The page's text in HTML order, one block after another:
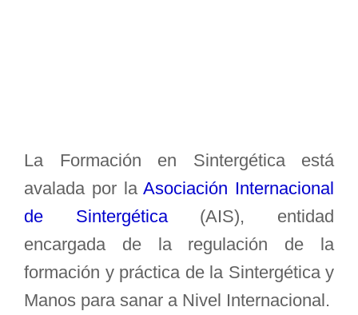
La Formación en Sintergética está
avalada por laAsociación Internacional
de Sintergética(AIS), entidad
encargada de la regulación de la
formación y práctica de la Sintergética y
Manos para sanar a Nivel Internacional.